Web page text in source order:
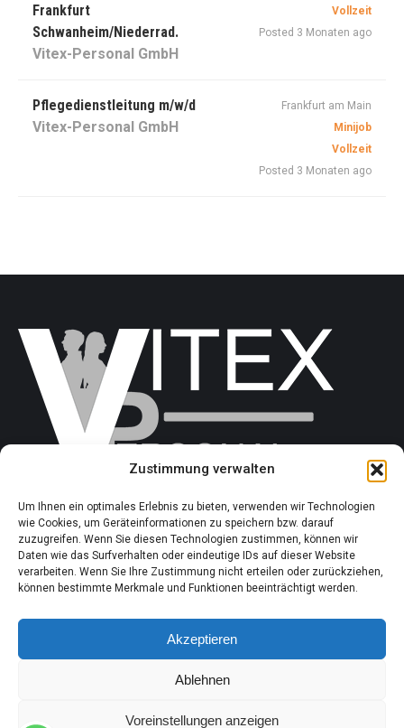
Zustimmung verwalten
Um Ihnen ein optimales Erlebnis zu bieten, verwenden wir Technologien
wie Cookies, um Geräteinformationen zu speichern bzw. darauf
zuzugreifen. Wenn Sie diesen Technologien zustimmen, können wir
Daten wie das Surfverhalten oder eindeutige IDs auf dieser Website
verarbeiten. Wenn Sie Ihre Zustimmung nicht erteilen oder zurückziehen,
können bestimmte Merkmale und Funktionen beeinträchtigt werden.
Akzeptieren
Ablehnen
Voreinstellungen anzeigen
Frankfurt
Schwanheim/Niederrad.
Vitex-Personal GmbH
Vollzeit
Posted 3 Monaten ago
Pflegedienstleitung m/w/d
Vitex-Personal GmbH
Frankfurt am Main
Minijob
Vollzeit
Posted 3 Monaten ago
Augustusstraße 59
61130 Nidderau
Tel.: +49 6187 938 2232
Fax: +49 6187 938 3437
E-Mail: info[at]vitex-personal.de
Personalvermittlung